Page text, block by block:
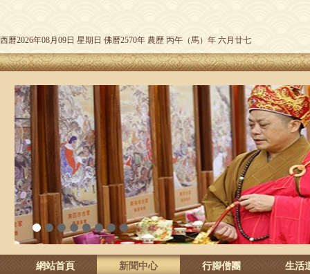
西曆2026年08月09日 星期日 佛曆2570年 農歷 丙午（馬）年 六月廿七
1 3 4 5 6 7 8
網站首頁 新聞中心 行腳僧團 生活